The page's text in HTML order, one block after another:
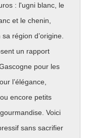
: l'ugni blanc, le
et le chenin,
région d’origine.
un rapport
pour les
l’élégance,
encore petits
Voici
sans sacrifier